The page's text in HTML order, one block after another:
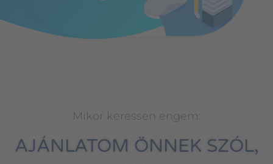
Mikor keressen engem:
AJÁNLATOM ÖNNEK SZÓL,